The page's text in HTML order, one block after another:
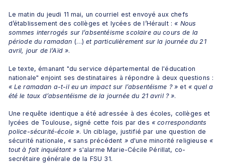
Le matin du jeudi 11 mai, un courriel est envoyé aux chefs
d’établissement des collèges et lycées de l’Hérault : « Nous
sommes interrogés sur l’absentéisme scolaire au cours de la
période du ramadan (…) et particulièrement sur la journée du 21
avril, jour de l’Aïd ».
Le texte, émanant "du service départemental de l'éducation
« Le ramadan a-t-il eu un impact sur l’absentéisme ? » et « quel a
été le taux d’absentéisme de la journée du 21 avril ? ».
Une requête identique a été adressée à des écoles, collèges et
lycées de Toulouse, signé cette fois par des « correspondants
police-sécurité-école ». Un ciblage, justifié par une question de
sécurité nationale, « sans précédent » d'une minorité religieuse «
tout à fait inquiétant » s'alarme Marie-Cécile Périllat, co-
secrétaire générale de la FSU 31.